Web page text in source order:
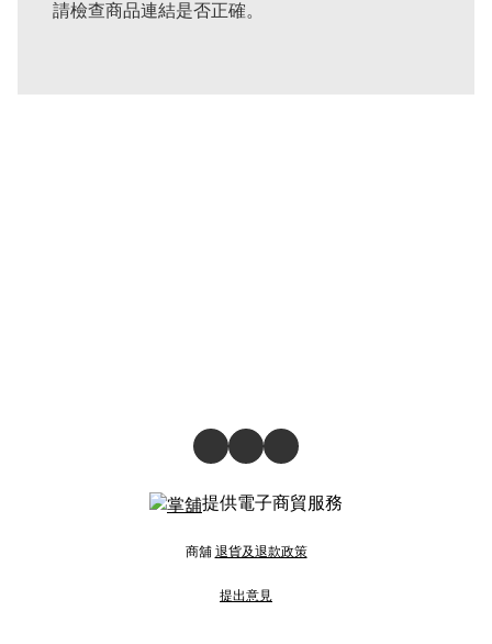
請檢查商品連結是否正確。
提供電子商貿服務
商舖 退貨及退款政策
提出意見